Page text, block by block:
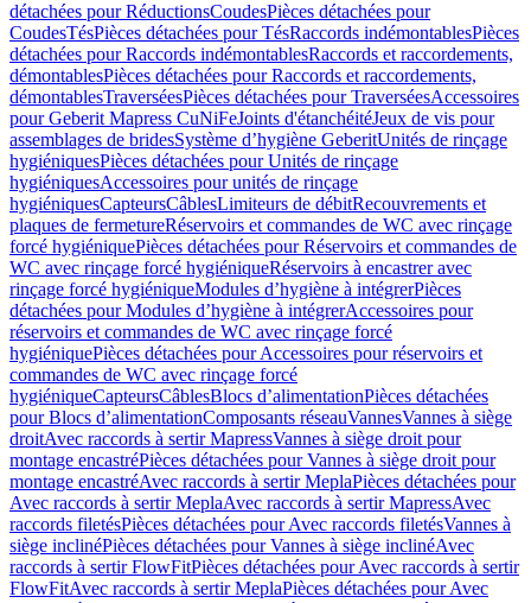
détachées pour RéductionsCoudesPièces détachées pour
CoudesTésPièces détachées pour TésRaccords indémontablesPièces
détachées pour Raccords indémontablesRaccords et raccordements,
démontablesPièces détachées pour Raccords et raccordements,
démontablesTraverséesPièces détachées pour TraverséesAccessoires
pour Geberit Mapress CuNiFeJoints d'étanchéitéJeux de vis pour
assemblages de bridesSystème d’hygiène GeberitUnités de rinçage
hygiéniquesPièces détachées pour Unités de rinçage
hygiéniquesAccessoires pour unités de rinçage
hygiéniquesCapteursCâblesLimiteurs de débitRecouvrements et
plaques de fermetureRéservoirs et commandes de WC avec rinçage
forcé hygiéniquePièces détachées pour Réservoirs et commandes de
WC avec rinçage forcé hygiéniqueRéservoirs à encastrer avec
rinçage forcé hygiéniqueModules d’hygiène à intégrerPièces
détachées pour Modules d’hygiène à intégrerAccessoires pour
réservoirs et commandes de WC avec rinçage forcé
hygiéniquePièces détachées pour Accessoires pour réservoirs et
commandes de WC avec rinçage forcé
hygiéniqueCapteursCâblesBlocs d’alimentationPièces détachées
pour Blocs d’alimentationComposants réseauVannesVannes à siège
droitAvec raccords à sertir MapressVannes à siège droit pour
montage encastréPièces détachées pour Vannes à siège droit pour
montage encastréAvec raccords à sertir MeplaPièces détachées pour
Avec raccords à sertir MeplaAvec raccords à sertir MapressAvec
raccords filetésPièces détachées pour Avec raccords filetésVannes à
siège inclinéPièces détachées pour Vannes à siège inclinéAvec
raccords à sertir FlowFitPièces détachées pour Avec raccords à sertir
FlowFitAvec raccords à sertir MeplaPièces détachées pour Avec